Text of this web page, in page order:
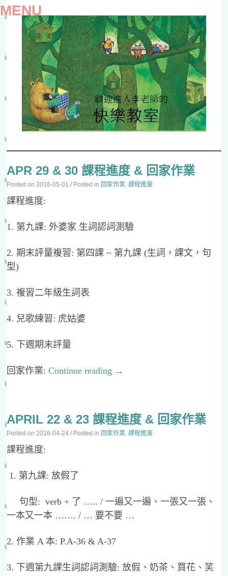
MENU
TO
CONTENT
APR 29 & 30 課程進度 & 回家作業
Posted on2016-05-01 / Posted in 回家作業,課程進度
課程進度:
1. 第九課: 外婆家 生詞認詞測驗
2. 期末評量複習: 第四課 ~ 第九課 (生詞，課文，句
型)
3. 複習二年級生詞表
4. 兒歌練習: 虎姑婆
5. 下週期末評量
回家作業:Continue reading →
APRIL 22 & 23 課程進度 & 回家作業
Posted on2016-04-24 / Posted in 回家作業,課程進度
課程進度:
1. 第九課: 放假了
句型: verb + 了 ….. / 一遍又一遍、一張又一張、
一本又一本 ……. / … 要不要 …
2. 作業 A 本: P.A-36 & A-37
3. 下週第九課生詞認詞測驗: 放假、奶茶、買花、笑